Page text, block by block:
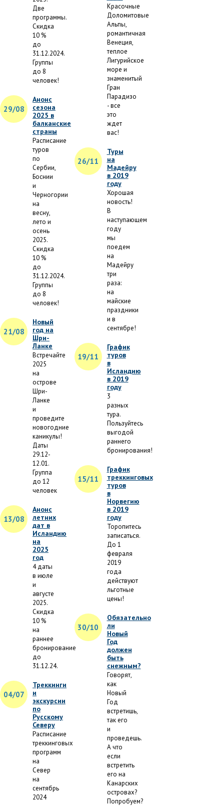
Две
программы.
Скидка
10 %
до
31.12.2024.
Группы
до 8
человек!
29/08
Анонс
сезона
2025 в
балканские
страны
Расписание
туров
по
Сербии,
Боснии
и
Черногории
на
весну,
лето и
осень
2025.
Скидка
10 %
до
31.12.2024.
Группы
до 8
человек!
21/08
Новый
год на
Шри-
Ланке
Встречайте
2025
на
острове
Шри-
Ланке
и
проведите
новогодние
каникулы!
Даты
29.12-
12.01.
Группа
до 12
человек
13/08
Анонс
летних
дат в
Исландию
на
2025
год
4 даты
в июле
и
августе
2025.
Скидка
10 %
на
раннее
бронирование
до
31.12.24.
04/07
Треккинги
и
экскурсии
по
Русскому
Северу
Расписание
треккинговых
программ
на
Север
на
сентябрь
2024
Красочные
Доломитовые
Альпы,
романтичная
Венеция,
теплое
Лигурийское
море и
знаменитый
Гран
Парадизо
- все
это
ждет
вас!
26/11
Туры
на
Мадейру
в 2019
году
Хорошая
новость!
В
наступающем
году
мы
поедем
на
Мадейру
три
раза:
на
майские
праздники
и в
сентябре!
19/11
График
туров
в
Исландию
в 2019
году
3
разных
тура.
Пользуйтесь
выгодой
раннего
бронирования!
15/11
График
треккинговых
туров
в
Норвегию
в 2019
году
Торопитесь
записаться.
До 1
февраля
2019
года
действуют
льготные
цены!
30/10
Обязательно
ли
Новый
Год
должен
быть
снежным?
Говорят,
как
Новый
Год
встретишь,
так его
и
проведешь.
А что
если
встретить
его на
Канарских
островах?
Попробуем?